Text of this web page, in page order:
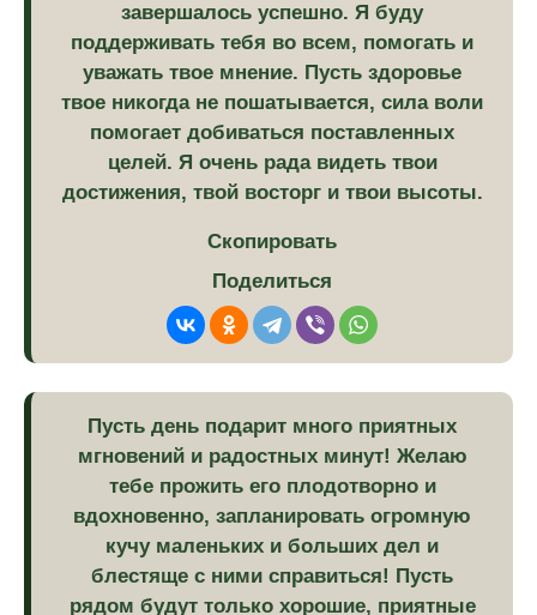
завершалось успешно. Я буду
поддерживать тебя во всем, помогать и
уважать твое мнение. Пусть здоровье
твое никогда не пошатывается, сила воли
помогает добиваться поставленных
целей. Я очень рада видеть твои
достижения, твой восторг и твои высоты.
Скопировать
Поделиться
Пусть день подарит много приятных
мгновений и радостных минут! Желаю
тебе прожить его плодотворно и
вдохновенно, запланировать огромную
кучу маленьких и больших дел и
блестяще с ними справиться! Пусть
рядом будут только хорошие, приятные